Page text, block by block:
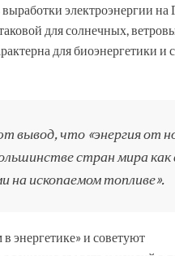
выработки электроэнергии
для солнечных,
для биоэнергетики и
вывод, что «энергия от
стран мира как
на ископаемом топливе».
энергетике» и советуют